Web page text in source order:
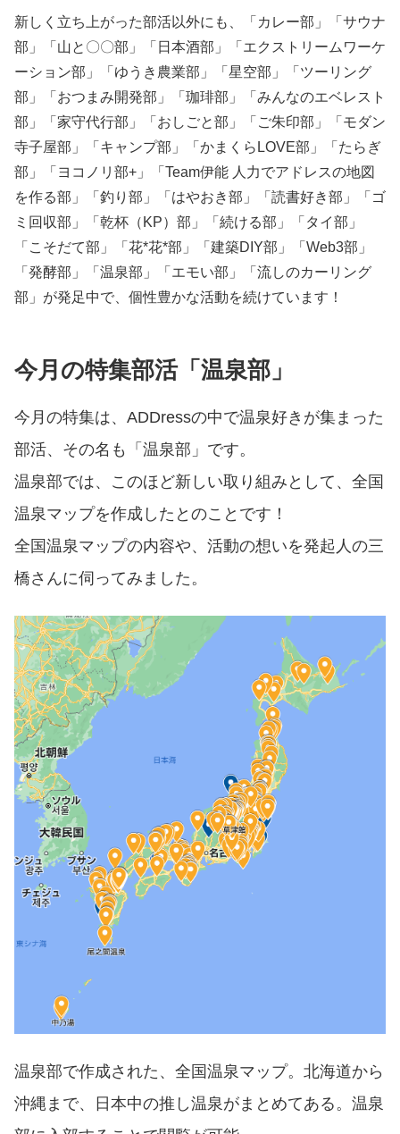
新しく立ち上がった部活以外にも、「カレー部」「サウナ
部」「山と〇〇部」「日本酒部」「エクストリームワーケ
ーション部」「ゆうき農業部」「星空部」「ツーリング
部」「おつまみ開発部」「珈琲部」「みんなのエベレスト
部」「家守代行部」「おしごと部」「ご朱印部」「モダン
寺子屋部」「キャンプ部」「かまくらLOVE部」「たらぎ
部」「ヨコノリ部+」「Team伊能 人力でアドレスの地図
を作る部」「釣り部」「はやおき部」「読書好き部」「ゴ
ミ回収部」「乾杯（KP）部」「続ける部」「タイ部」
「こそだて部」「花*花*部」「建築DIY部」「Web3部」
「発酵部」「温泉部」「エモい部」「流しのカーリング
部」が発足中で、個性豊かな活動を続けています！
今月の特集部活「温泉部」
今月の特集は、ADDressの中で温泉好きが集まった
部活、その名も「温泉部」です。
温泉部では、このほど新しい取り組みとして、全国
温泉マップを作成したとのことです！
全国温泉マップの内容や、活動の想いを発起人の三
橋さんに伺ってみました。
温泉部で作成された、全国温泉マップ。北海道から
沖縄まで、日本中の推し温泉がまとめてある。温泉